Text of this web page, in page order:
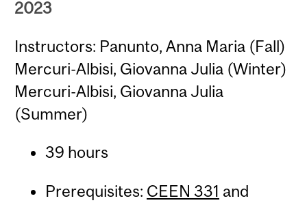
2023
Instructors: Panunto, Anna Maria (Fall)
Mercuri-Albisi, Giovanna Julia (Winter)
Mercuri-Albisi, Giovanna Julia
(Summer)
39 hours
Prerequisites: CEEN 331 and